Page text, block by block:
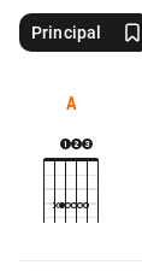
Principal
A